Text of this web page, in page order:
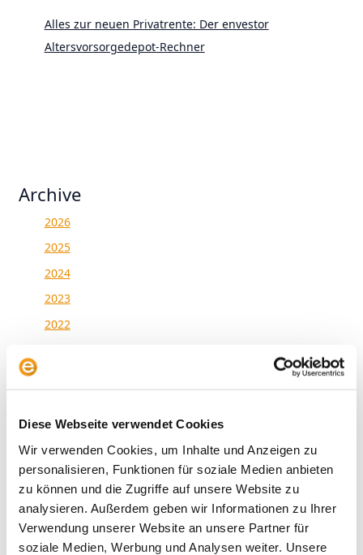
Diese Webseite verwendet Cookies
Wir verwenden Cookies, um Inhalte und Anzeigen zu
personalisieren, Funktionen für soziale Medien anbieten
zu können und die Zugriffe auf unsere Website zu
analysieren. Außerdem geben wir Informationen zu Ihrer
Verwendung unserer Website an unsere Partner für
soziale Medien, Werbung und Analysen weiter. Unsere
Alles zur neuen Privatrente: Der envestor
Altersvorsorgedepot-Rechner
Archive
2026
2025
2024
2023
2022
2018
1970
Kategorien